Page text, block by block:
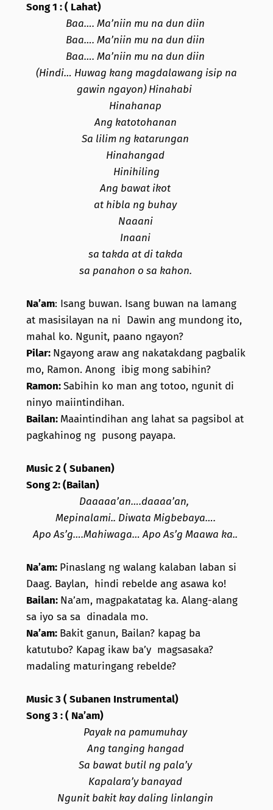
Song 1 : ( Lahat)
Baa…. Ma’niin mu na dun diin
Baa…. Ma’niin mu na dun diin
Baa…. Ma’niin mu na dun diin
(Hindi… Huwag kang magdalawang isip na
gawin ngayon) Hinahabi
Hinahanap
Ang katotohanan
Sa lilim ng katarungan
Hinahangad
Hinihiling
Ang bawat ikot
at hibla ng buhay
Naaani
Inaani
sa takda at di takda
sa panahon o sa kahon.
Na’am: Isang buwan. Isang buwan na lamang
at masisilayan na ni Dawin ang mundong ito,
mahal ko. Ngunit, paano ngayon?
Pilar: Ngayong araw ang nakatakdang pagbalik
mo, Ramon. Anong ibig mong sabihin?
Ramon:Sabihin ko man ang totoo, ngunit di
ninyo maiintindihan.
Bailan: Maaintindihan ang lahat sa pagsibol at
pagkahinog ng pusong payapa.
Music 2 ( Subanen)
Song 2: (Bailan)
Daaaaa’an….daaaa’an,
Mepinalami.. Diwata Migbebaya….
Apo As’g….Mahiwaga… Apo As’g Maawa ka..
Na’am: Pinaslang ng walang kalaban laban si
Daag. Baylan, hindi rebelde ang asawa ko!
Bailan: Na’am, magpakatatag ka. Alang-alang
sa iyo sa sa dinadala mo.
Na’am: Bakit ganun, Bailan? kapag ba
katutubo? Kapag ikaw ba’y magsasaka?
madaling maturingang rebelde?
Music 3 ( Subanen Instrumental)
Song 3 : ( Na’am)
Payak na pamumuhay
Ang tanging hangad
Sa bawat butil ng pala’y
Kapalara’y banayad
Ngunit bakit kay daling linlangin